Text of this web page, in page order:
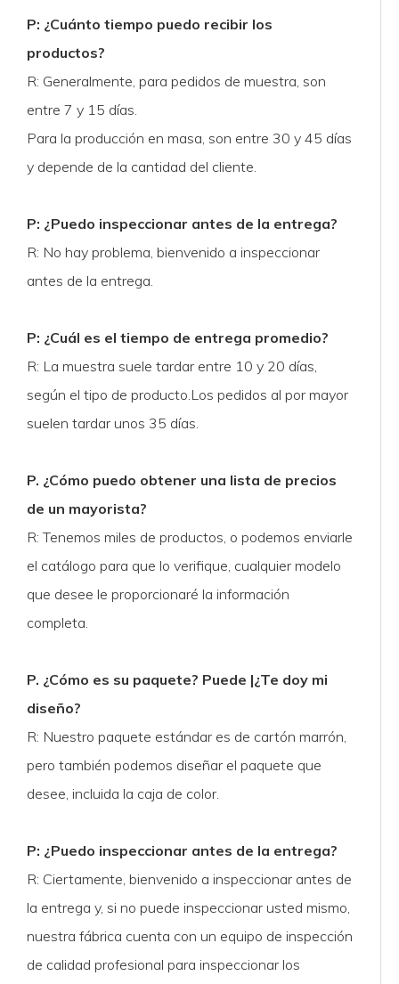
P: ¿Cuánto tiempo puedo recibir los
productos?
R: Generalmente, para pedidos de muestra, son
entre 7 y 15 días.
Para la producción en masa, son entre 30 y 45 días
y depende de la cantidad del cliente.
P: ¿Puedo inspeccionar antes de la entrega?
R: No hay problema, bienvenido a inspeccionar
antes de la entrega.
P: ¿Cuál es el tiempo de entrega promedio?
R: La muestra suele tardar entre 10 y 20 días,
según el tipo de producto.Los pedidos al por mayor
suelen tardar unos 35 días.
P. ¿Cómo puedo obtener una lista de precios
de un mayorista?
R: Tenemos miles de productos, o podemos enviarle
el catálogo para que lo verifique, cualquier modelo
que desee le proporcionaré la información
completa.
P. ¿Cómo es su paquete? Puede |¿Te doy mi
diseño?
R: Nuestro paquete estándar es de cartón marrón,
pero también podemos diseñar el paquete que
desee, incluida la caja de color.
P: ¿Puedo inspeccionar antes de la entrega?
R: Ciertamente, bienvenido a inspeccionar antes de
la entrega y, si no puede inspeccionar usted mismo,
nuestra fábrica cuenta con un equipo de inspección
de calidad profesional para inspeccionar los